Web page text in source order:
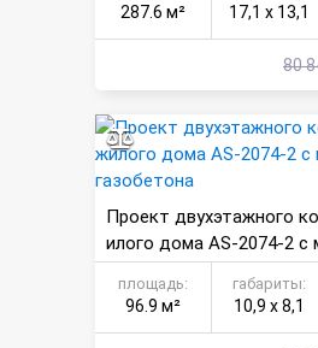
287.6 м² 17,1 х 13,1
80
Проект двухэтажного
илого дома AS-2074-2 с
газобетона
площадь:
96.9 м²
габариты:
10,9 х 8,1